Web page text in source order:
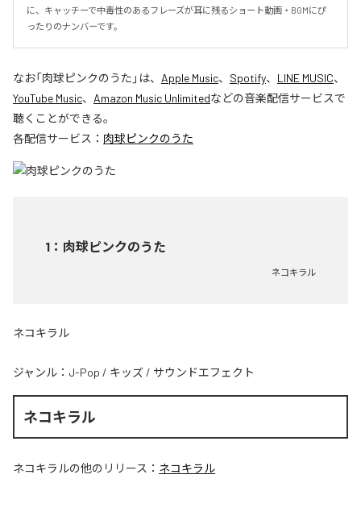
に、キャッチーで中毒性のあるフレーズが耳に残るショート動画・BGMにぴ
ったりのナンバーです。
なお「肉球ピンクのうた 」は、 Apple Music、 Spotify、 LINE MUSIC、
YouTube Music、 Amazon Music Unlimitedなどの音楽配信サービスで
聴くことができる。
各配信サービス： 肉球ピンクのうた
1 ： 肉球ピンクのうた
ネコキラル
ネコキラル
ジャンル： J-Pop / キッズ / サウンドエフェクト
ネコキラル
ネコキラルの他のリリース： ネコキラル